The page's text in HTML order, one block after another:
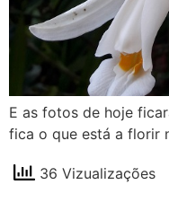
E as fotos de hoje
fica o que está a florir
36 Vizualizações